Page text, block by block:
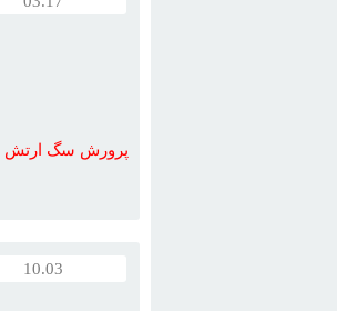
پرورش سگ ارتش
10.03